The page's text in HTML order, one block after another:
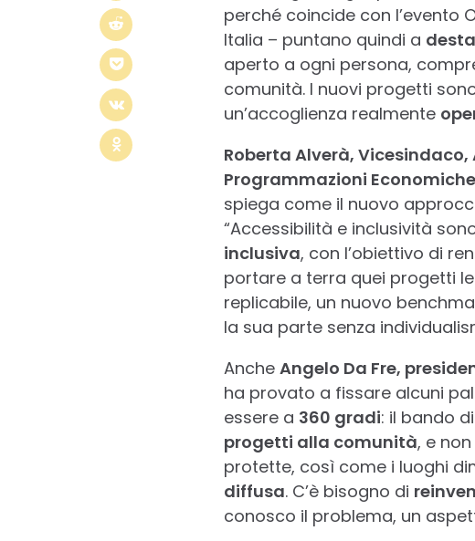
perché coincide con l’evento
Italia – puntano quindi a
aperto a ogni persona,
comunità. I nuovi progetti
un’accoglienza realmente
Roberta Alverà, Vicesindaco,
Programmazioni
spiega come il nuovo
“Accessibilità e inclusività
inclusiva, con l’obiettivo di
portare a terra quei progetti
replicabile, un nuovo
la sua parte senza
Anche Angelo Da Fre,
ha provato a fissare alcuni
essere a 360 gradi: il bando
progetti alla comunità, e
protette, così come i luoghi
diffusa. C’è bisogno di
conosco il problema, un